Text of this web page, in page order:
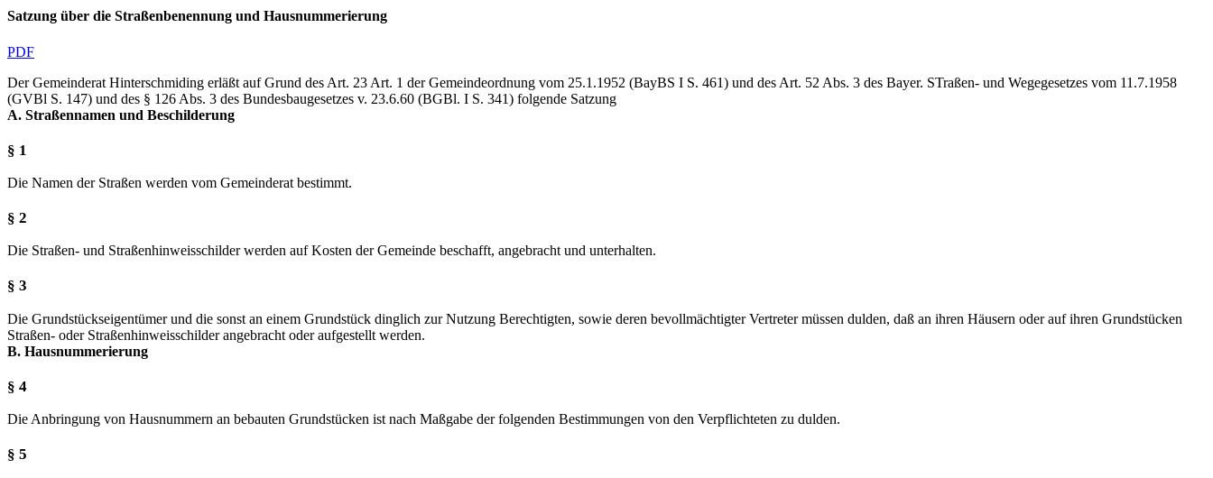
Satzung über die Straßenbenennung und Hausnummerierung
PDF
Der Gemeinderat Hinterschmiding erläßt auf Grund des Art. 23 Art. 1 der Gemeindeordnung vom 25.1.1952 (BayBS I S. 461) und des Art. 52 Abs. 3 des Bayer. STraßen- und Wegegesetzes vom 11.7.1958
(GVBl S. 147) und des § 126 Abs. 3 des Bundesbaugesetzes v. 23.6.60 (BGBl. I S. 341) folgende Satzung
A. Straßennamen und Beschilderung
§ 1
Die Namen der Straßen werden vom Gemeinderat bestimmt.
§ 2
Die Straßen- und Straßenhinweisschilder werden auf Kosten der Gemeinde beschafft, angebracht und unterhalten.
§ 3
Die Grundstückseigentümer und die sonst an einem Grundstück dinglich zur Nutzung Berechtigten, sowie deren bevollmächtigter Vertreter müssen dulden, daß an ihren Häusern oder auf ihren Grundstücken
Straßen- oder Straßenhinweisschilder angebracht oder aufgestellt werden.
B. Hausnummerierung
§ 4
Die Anbringung von Hausnummern an bebauten Grundstücken ist nach Maßgabe der folgenden Bestimmungen von den Verpflichteten zu dulden.
§ 5